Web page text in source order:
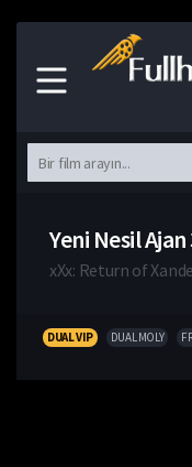
Yeni Nesil Ajan
xXx: Return of
DUAL VIP DUAL MOLY